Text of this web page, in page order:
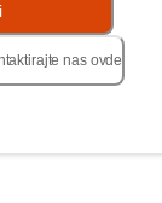
nas ovde